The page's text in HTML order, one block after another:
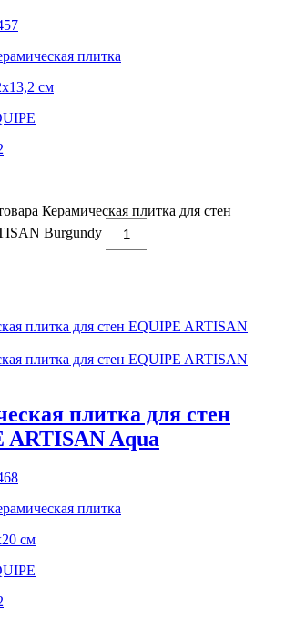
плитка
см
Керамическая плитка для стен
Burgundy
плитка для стен
ARTISAN Aqua
плитка
см